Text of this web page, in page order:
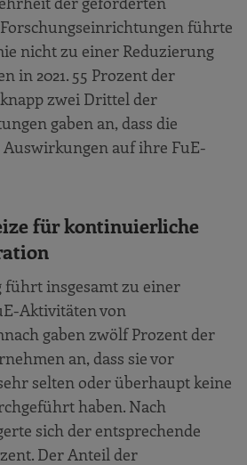
führte
nicht zu einer Reduzierung
in 2021. 55 Prozent der
zwei Drittel der
gaben an, dass die
auf ihre FuE-
für kontinuierliche
insgesamt zu einer
Aktivitäten von
gaben zwölf Prozent der
an, dass sie vor
selten oder überhaupt keine
haben. Nach
sich der entsprechende
Der Anteil der